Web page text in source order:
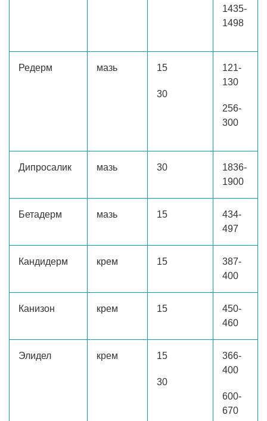
1435-
1498
Редерм мазь 15
30
121-
130
256-
300
Дипросалик мазь 30
1836-
1900
Бетадерм мазь 15
434-
497
Кандидерм крем 15
387-
400
Канизон крем 15
450-
460
Элидел крем 15
30
366-
400
600-
670